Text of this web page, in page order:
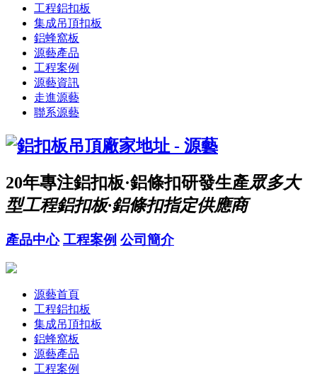
工程鋁扣板
集成吊頂扣板
鋁蜂窩板
源藝產品
工程案例
源藝資訊
走進源藝
聯系源藝
20年專注鋁扣板·鋁條扣研發生產眾多大
型工程鋁扣板·鋁條扣指定供應商
產品中心 工程案例 公司簡介
源藝首頁
工程鋁扣板
集成吊頂扣板
鋁蜂窩板
源藝產品
工程案例